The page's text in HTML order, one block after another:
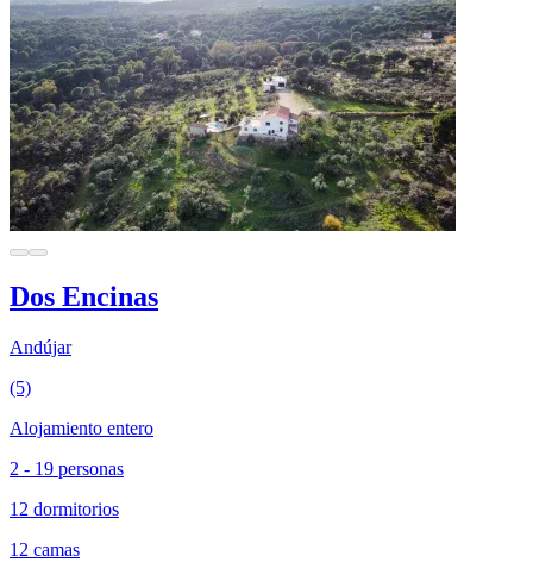
Dos Encinas
Andújar
(5)
Alojamiento entero
2 - 19 personas
12 dormitorios
12 camas